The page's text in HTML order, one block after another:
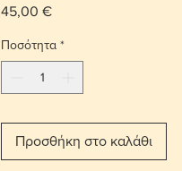
45,00 €Τιμή
Ποσότητα *
Προσθήκη στο καλάθι